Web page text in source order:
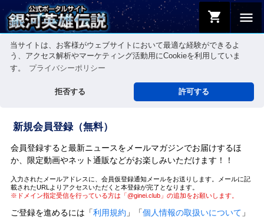
当サイトは、お客様がウェブサイトにおいて最適な経験ができるよ
う、アクセス解析やマーケティング活動用にCookieを利用していま
す。
プライバシーポリシー
拒否する 許可する
menu
shopping_cart
新規会員登録（無料）
会員登録すると最新ニュースをメールマガジンでお届けするほ
か、限定動画やネット通販などがお楽しみいただけます！！
入力されたメールアドレスに、会員仮登録通知メールをお送りします。メールに記
載されたURLよりアクセスいただくと本登録が完了となります。
※ドメイン指定受信を行っている方は「@ginei.club」の追加をお願いします。
ご登録を進めるには「利用規約 」「個人情報の取扱いについて 」